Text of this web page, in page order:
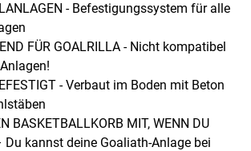
- Befestigungssystem für alle
FÜR GOALRILLA - Nicht kompatibel
- Verbaut im Boden mit Beton
BASKETBALLKORB MIT, WENN DU
Du kannst deine Goaliath-Anlage bei